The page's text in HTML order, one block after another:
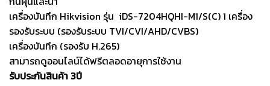
เครื่องบันทึก Hikvision รุ่น iDS-7204HQHI-M1/S(C)1 เครื่อง
รองรับระบบ (รองรับระบบ TVI/CVI/AHD/CVBS)
เครื่องบันทึก (รองรับ H.265)
สามารถดูออนไลน์ได้ฟรีตลอดอายุการใช้งาน
รับประกันสินค้า 3ปี